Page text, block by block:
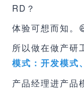
RD？
体验可想而知。
所以做在做产研
模式：开发模式
产品经理进产品